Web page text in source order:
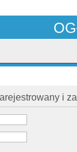
i